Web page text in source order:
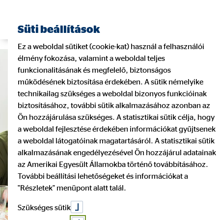
Süti beállítások
Ez a weboldal sütiket (cookie-kat) használ a felhasználói
élmény fokozása, valamint a weboldal teljes
funkcionalitásának és megfelelő, biztonságos
működésének biztosítása érdekében. A sütik némelyike
technikailag szükséges a weboldal bizonyos funkcióinak
biztosításához, további sütik alkalmazásához azonban az
Ön hozzájárulása szükséges. A statisztikai sütik célja, hogy
a weboldal fejlesztése érdekében információkat gyűjtsenek
a weboldal látogatóinak magatartásáról. A statisztikai sütik
alkalmazásának engedélyezésével Ön hozzájárul adatainak
az Amerikai Egyesült Államokba történő továbbításához.
További beállítási lehetőségeket és információkat a
"Részletek" menüpont alatt talál.
Szükséges sütik